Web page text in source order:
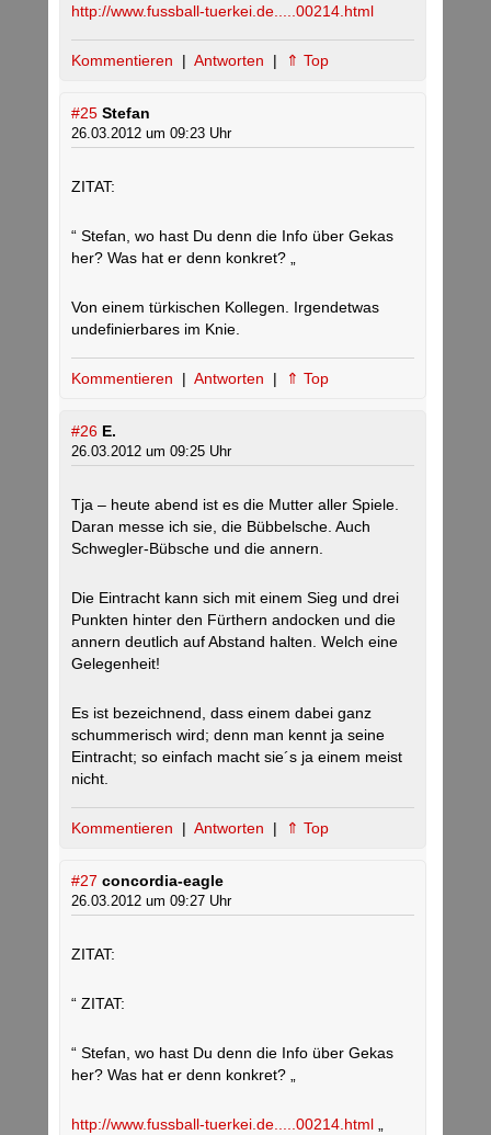
http://www.fussball-tuerkei.de.....00214.html
Kommentieren | Antworten | ⇑ Top
#25 Stefan
26.03.2012 um 09:23 Uhr
ZITAT:
“ Stefan, wo hast Du denn die Info über Gekas
her? Was hat er denn konkret? „
Von einem türkischen Kollegen. Irgendetwas
undefinierbares im Knie.
Kommentieren | Antworten | ⇑ Top
#26 E.
26.03.2012 um 09:25 Uhr
Tja – heute abend ist es die Mutter aller Spiele.
Daran messe ich sie, die Bübbelsche. Auch
Schwegler-Bübsche und die annern.
Die Eintracht kann sich mit einem Sieg und drei
Punkten hinter den Fürthern andocken und die
annern deutlich auf Abstand halten. Welch eine
Gelegenheit!
Es ist bezeichnend, dass einem dabei ganz
schummerisch wird; denn man kennt ja seine
Eintracht; so einfach macht sie´s ja einem meist
nicht.
Kommentieren | Antworten | ⇑ Top
#27 concordia-eagle
26.03.2012 um 09:27 Uhr
ZITAT:
“ ZITAT:
“ Stefan, wo hast Du denn die Info über Gekas
her? Was hat er denn konkret? „
http://www.fussball-tuerkei.de.....00214.html